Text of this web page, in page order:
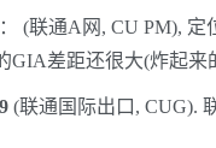
： (联通A网, CU PM),
GIA差距还很大(炸起来
(联通国际出口, CUG).